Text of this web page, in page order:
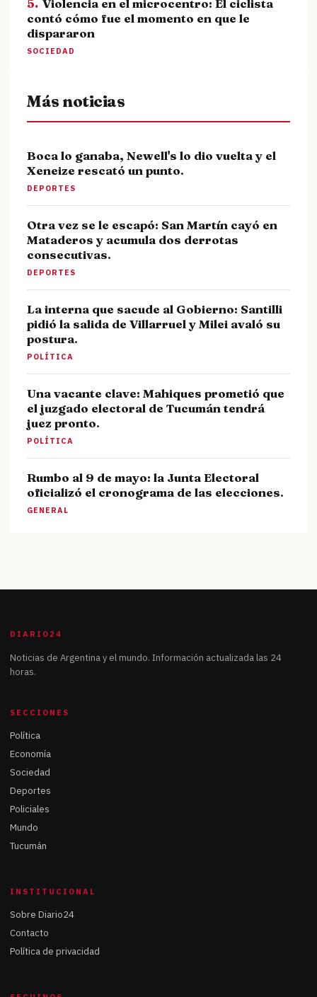
5. Violencia en el microcentro: El ciclista
contó cómo fue el momento en que le
dispararon
SOCIEDAD
Más noticias
Boca lo ganaba, Newell's lo dio vuelta y el
Xeneize rescató un punto.
DEPORTES
Otra vez se le escapó: San Martín cayó en
Mataderos y acumula dos derrotas
consecutivas.
DEPORTES
La interna que sacude al Gobierno: Santilli
pidió la salida de Villarruel y Milei avaló su
postura.
POLÍTICA
Una vacante clave: Mahiques prometió que
el juzgado electoral de Tucumán tendrá
juez pronto.
POLÍTICA
Rumbo al 9 de mayo: la Junta Electoral
oficializó el cronograma de las elecciones.
GENERAL
DIARIO24
Noticias de Argentina y el mundo. Información actualizada las 24
horas.
SECCIONES
Política
Economía
Sociedad
Deportes
Policiales
Mundo
Tucumán
INSTITUCIONAL
Sobre Diario24
Contacto
Política de privacidad